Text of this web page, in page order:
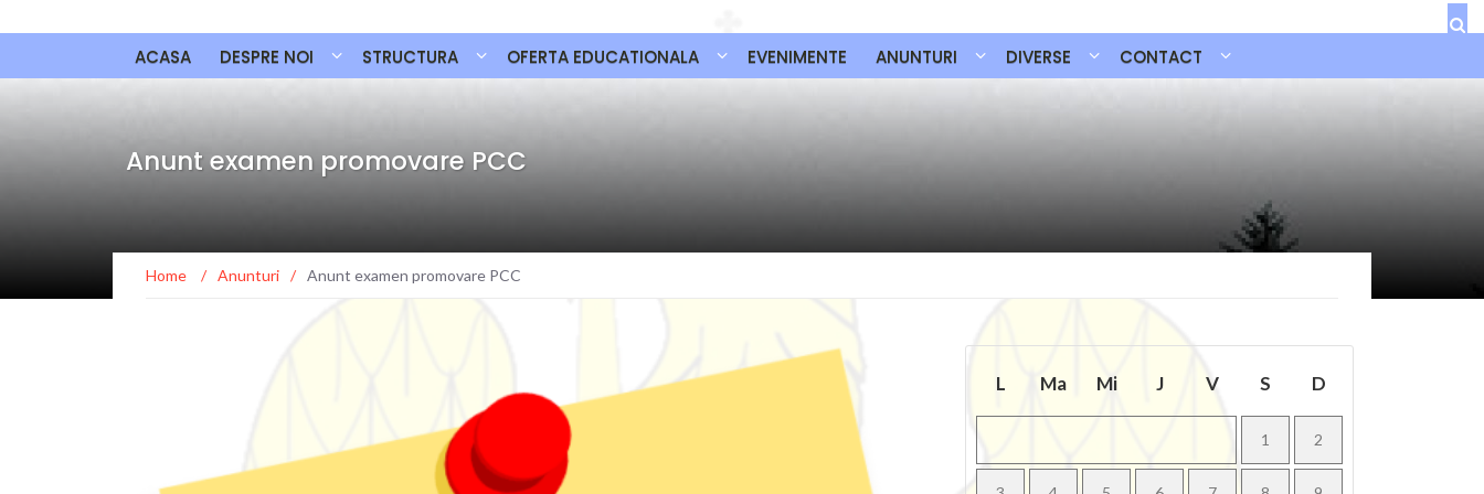
ACASA DESPRE NOI STRUCTURA OFERTA EDUCATIONALA EVENIMENTE ANUNTURI DIVERSE CONTACT
Anunt examen promovare PCC
Home / Anunturi / Anunt examen promovare PCC
L Ma Mi J V S D
1 2